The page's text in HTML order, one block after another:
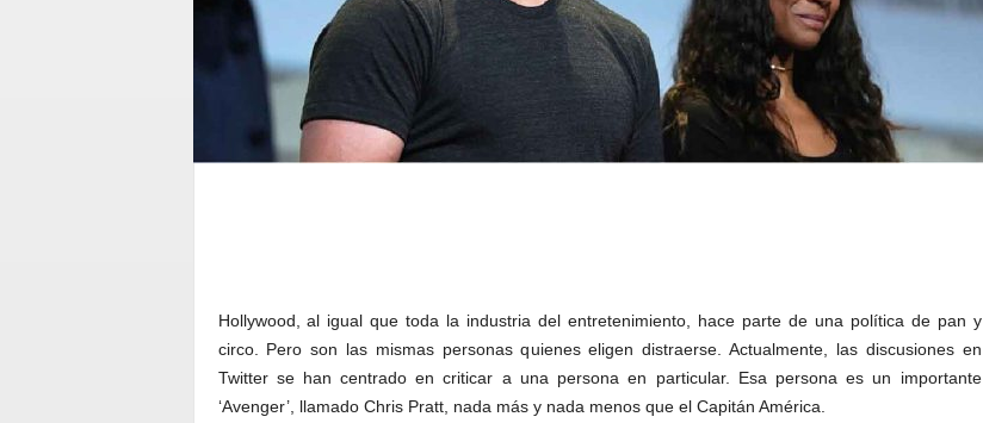
Hollywood, al igual que toda la industria del entretenimiento, hace parte de una política de pan y
circo. Pero son las mismas personas quienes eligen distraerse. Actualmente, las discusiones en
Twitter se han centrado en criticar a una persona en particular. Esa persona es un importante
‘Avenger’, llamado Chris Pratt, nada más y nada menos que el Capitán América.